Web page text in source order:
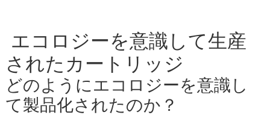
エコロジーを意識して生産
されたカートリッジ
どのようにエコロジーを意識し
て製品化されたのか？